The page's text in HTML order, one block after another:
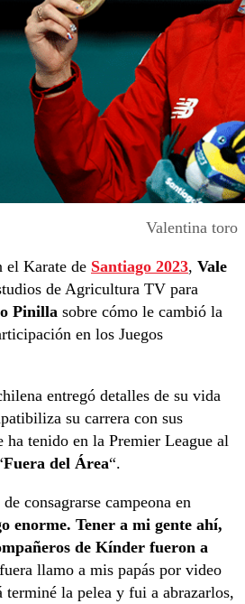
Valentina toro
el Karate de Santiago 2023, Vale
de Agricultura TV para
Pinilla sobre cómo le cambió la
en los Juegos
entregó detalles de su vida
su carrera con sus
ha tenido en la Premier League al
Fuera del Área“.
consagrarse campeona en
enorme. Tener a mi gente ahí,
de Kínder fueron a
llamo a mis papás por video
terminé la pelea y fui a abrazarlos,